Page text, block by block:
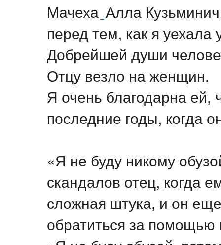
Мачеха Алла
перед тем, как я уехала
Добрейшей души
Отцу везло на женщин.
Я очень благодарна ей,
последние годы, когда
«Я не буду никому
скандалов отец, когда
сложная штука, и он
обратиться за помощью